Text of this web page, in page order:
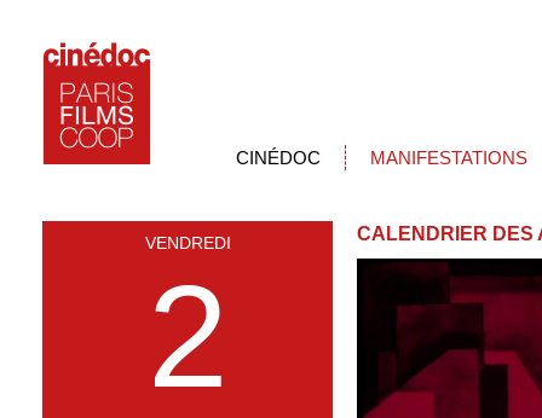
CINÉDOC MANIFESTATIONS
VENDREDI
2
CALENDRIER DES